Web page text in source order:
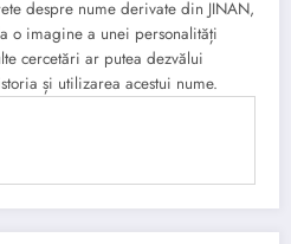
despre nume derivate din JINAN,
o imagine a unei personalități
cercetări ar putea dezvălui
și utilizarea acestui nume.